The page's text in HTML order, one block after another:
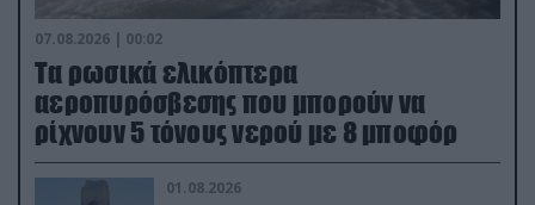
07.08.2026 | 00:02
Τα ρωσικά ελικόπτερα
αεροπυρόσβεσης που μπορούν να
ρίχνουν 5 τόνους νερού με 8 μποφόρ
01.08.2026